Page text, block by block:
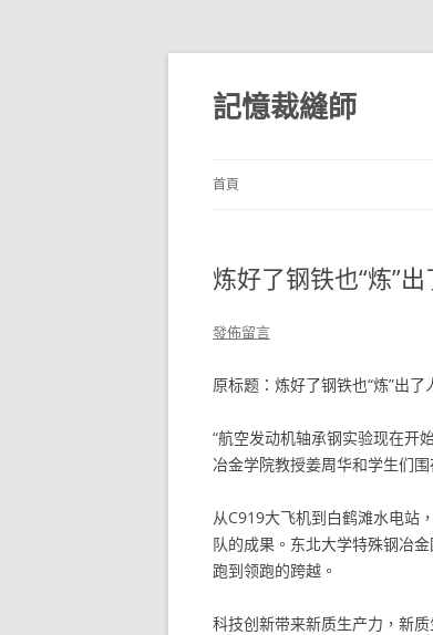
跳
主
要
內
記憶裁縫師
首頁
炼好了钢铁也“炼”
發佈留言
原标题：炼好了钢铁也“炼”出了
“航空发动机轴承钢实验现在开
冶金学院教授姜周华和学生们围
从C919大飞机到白鹤滩水电站
队的成果。东北大学特殊钢冶
跑到领跑的跨越。
科技创新带来新质生产力，新